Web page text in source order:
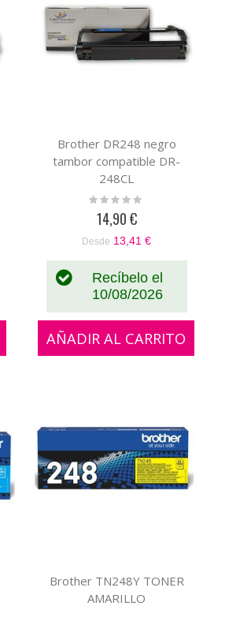
Brother DR248 negro
tambor compatible DR-
248CL
Rating:
14,90 €
Desde 13,41 €
Recíbelo el
10/08/2026
AÑADIR AL CARRITO
Brother TN248Y TONER
AMARILLO